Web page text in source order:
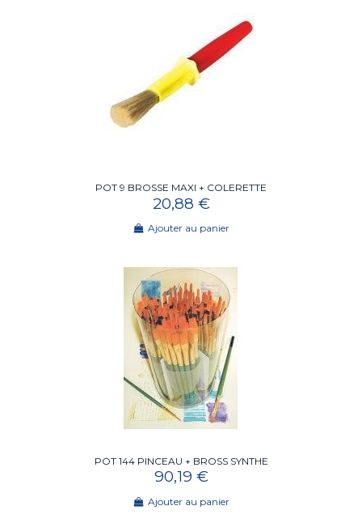
POT 9 BROSSE MAXI + COLERETTE
20,88 €
Ajouter au panier
POT 144 PINCEAU + BROSS SYNTHE
90,19 €
Ajouter au panier